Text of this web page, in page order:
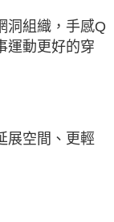
洞組織，手感Q
運動更好的穿
展空間、更輕